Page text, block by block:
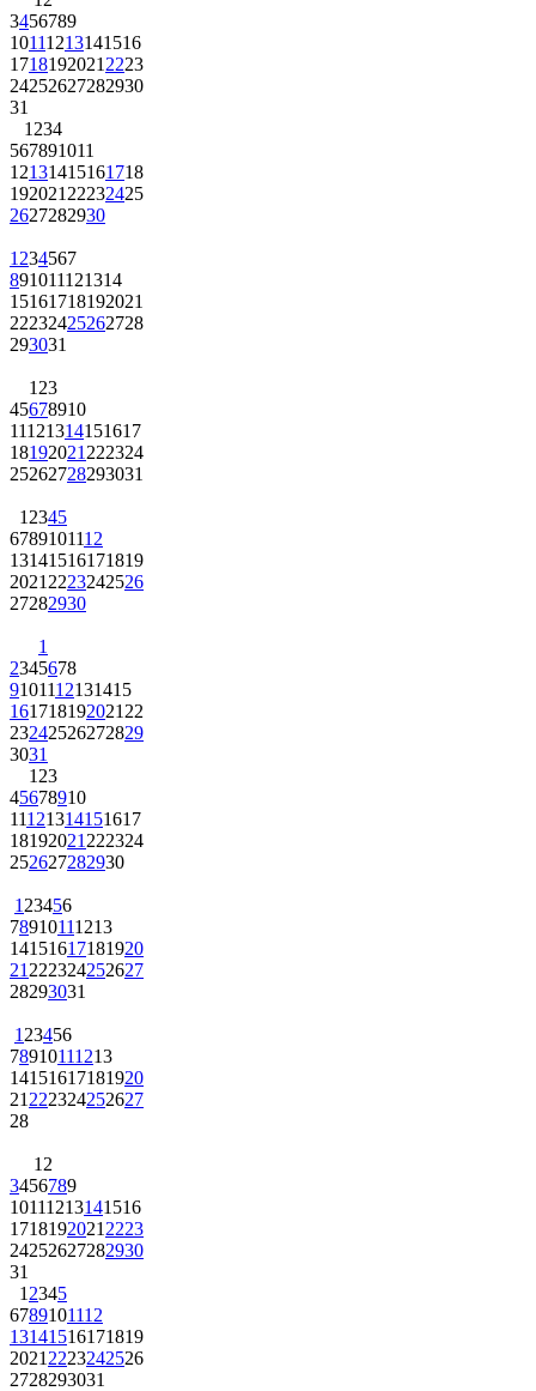
3456789
10111213141516
1718192021 2223
24252627282930
31
1 234
567891011
12131415161718
192021 22232425
2627282930
1 234567
891011121314
15161718192021
22232425262728
293031
1 23
45678910
11121314151617
18192021 222324
25262728293031
1 2345
6789101112
13141516171819
2021 2223242526
27282930
1
2345678
9101112131415
161718192021 22
23242526272829
3031
1 23
45678910
11121314151617
18192021 222324
252627282930
1 23456
78910111213
14151617181920
21 222324252627
28293031
1 23456
78910111213
14151617181920
21 222324252627
28
1 2
3456789
10111213141516
1718192021 2223
24252627282930
31
1 2345
6789101112
13141516171819
2021 2223242526
2728293031